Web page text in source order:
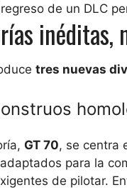
de un DLC
inéditas,
tres nuevas
GT 70, se centra
para la
de pilotar.